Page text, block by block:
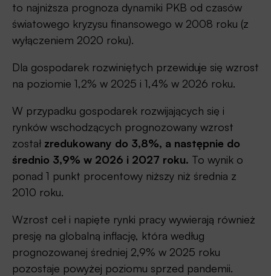
to najniższa prognoza dynamiki PKB od czasów
światowego kryzysu finansowego w 2008 roku (z
wyłączeniem 2020 roku).
Dla gospodarek rozwiniętych przewiduje się wzrost
na poziomie 1,2% w 2025 i 1,4% w 2026 roku.
W przypadku gospodarek rozwijających się i
rynków wschodzących prognozowany wzrost
został zredukowany do 3,8%, a następnie do
średnio 3,9% w 2026 i 2027 roku. To wynik o
ponad 1 punkt procentowy niższy niż średnia z
2010 roku.
Wzrost ceł i napięte rynki pracy wywierają również
presję na globalną inflację, która według
prognozowanej średniej 2,9% w 2025 roku
pozostaje powyżej poziomu sprzed pandemii.